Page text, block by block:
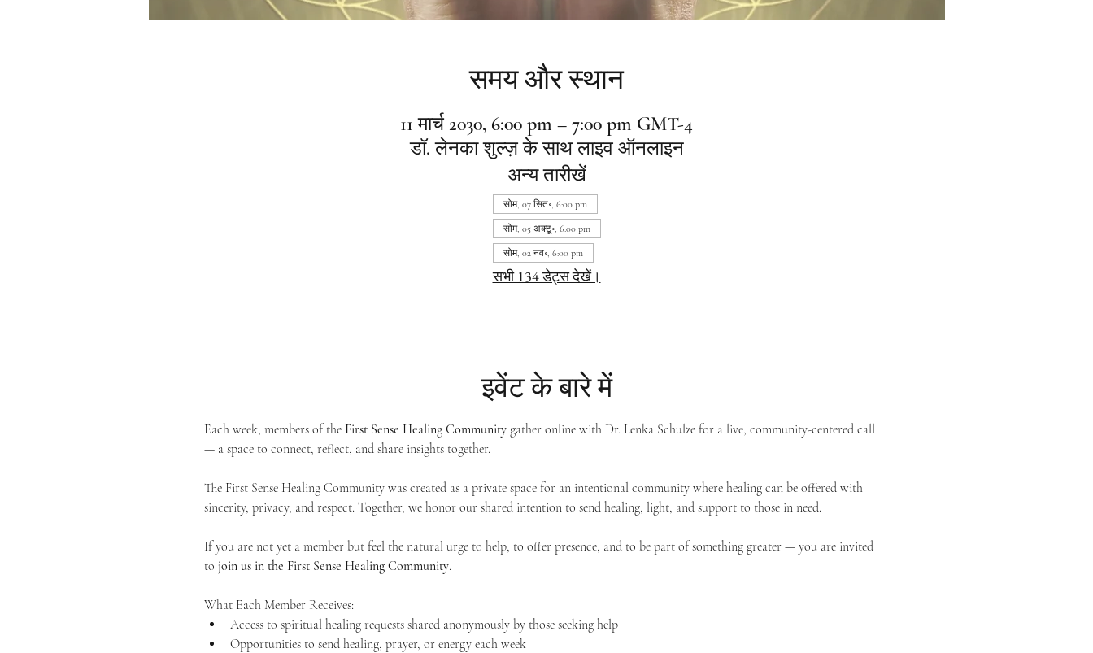
समय और स्थान
11 मार्च 2030, 6:00 pm – 7:00 pm GMT-4
डॉ. लेनका शुल्ज़ के साथ लाइव ऑनलाइन
अन्य तारीखें
सोम, 07 सित॰, 6:00 pm
सोम, 05 अक्टू॰, 6:00 pm
सोम, 02 नव॰, 6:00 pm
सभी 134 डेट्स देखें।
इवेंट के बारे में
Each week, members of the First Sense Healing Community gather online with Dr. Lenka Schulze for a live, community-centered call
— a space to connect, reflect, and share insights together.
The First Sense Healing Community was created as a private space for an intentional community where healing can be offered with
sincerity, privacy, and respect. Together, we honor our shared intention to send healing, light, and support to those in need.
If you are not yet a member but feel the natural urge to help, to offer presence, and to be part of something greater — you are invited
to join us in the First Sense Healing Community.
What Each Member Receives:
Access to spiritual healing requests shared anonymously by those seeking help
Opportunities to send healing, prayer, or energy each week